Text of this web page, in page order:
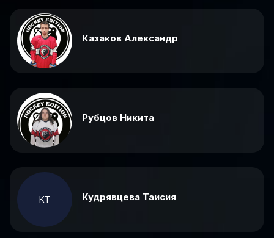
Казаков Александр
Рубцов Никита
КТ Кудрявцева Таисия